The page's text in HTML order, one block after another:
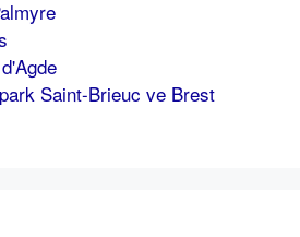
Saint-Brieuc ve Brest